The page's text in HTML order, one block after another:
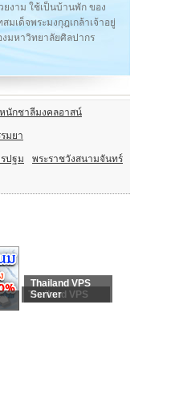
งาม ใช้เป็นบ้านพัก ของ
เด็จพระมงกุฎเกล้าเจ้าอยู่
มหาวิทยาลัยศิลปากร
นักชาลีมงคลอาสน์
มยา
ปฐม พระราชวังสนามจันทร์
Thailand VPS
Thailand VPS
Server